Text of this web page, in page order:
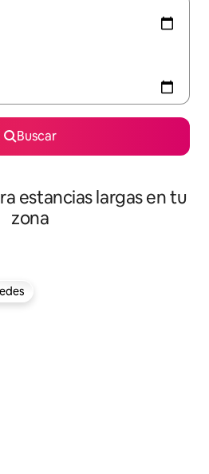
Buscar
estancias largas en tu
zona
entre huéspedes